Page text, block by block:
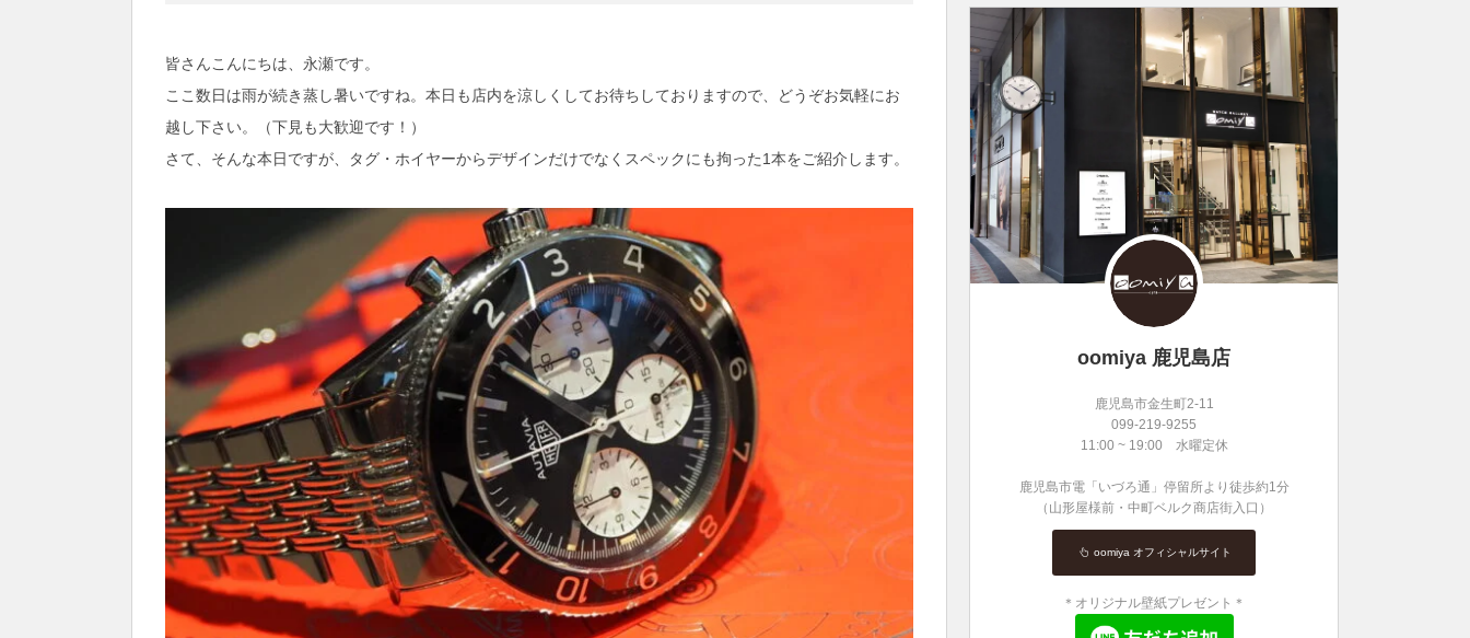
皆さんこんにちは、永瀬です。
ここ数日は雨が続き蒸し暑いですね。本日も店内を涼しくしてお待ちしておりますので、どうぞお気軽にお
越し下さい。（下見も大歓迎です！）
さて、そんな本日ですが、タグ・ホイヤーからデザインだけでなくスペックにも拘った1本をご紹介します。
oomiya 鹿児島店
鹿児島市金生町2-11
099-219-9255
11:00 ~ 19:00 水曜定休
鹿児島市電「いづろ通」停留所より徒歩約1分
（山形屋様前・中町ベルク商店街入口）
oomiya オフィシャルサイト
＊オリジナル壁紙プレゼント＊